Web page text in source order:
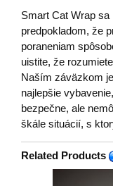
Smart Cat Wrap
predpokladom, že
poraneniam
uistite, že
Naším záväzkom
najlepšie
bezpečne, ale
škále situácií, s
Related Products